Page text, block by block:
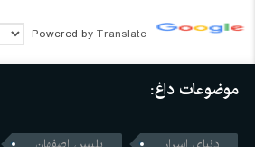
Powered by Translate
موضوعات داغ: